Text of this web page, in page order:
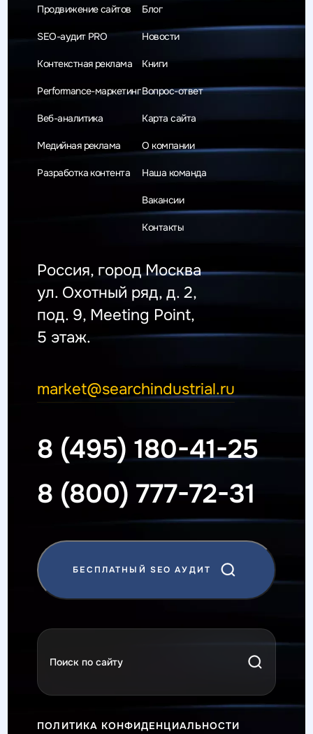
Продвижение сайтов
SEO-аудит PRO
Контекстная реклама
Performance-маркетинг
Веб-аналитика
Медийная реклама
Разработка контента
Блог
Новости
Книги
Вопрос-ответ
Карта сайта
О компании
Наша команда
Вакансии
Контакты
Россия, город Москва
ул. Охотный ряд, д. 2,
под. 9, Meeting Point,
5 этаж.
market@searchindustrial.ru
8 (495) 180-41-25
8 (800) 777-72-31
БЕСПЛАТНЫЙ SEO АУДИТ
ПОЛИТИКА КОНФИДЕНЦИАЛЬНОСТИ